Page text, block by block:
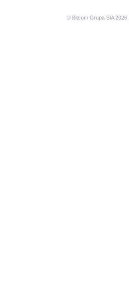
© Bitcom Grupa SIA 2026